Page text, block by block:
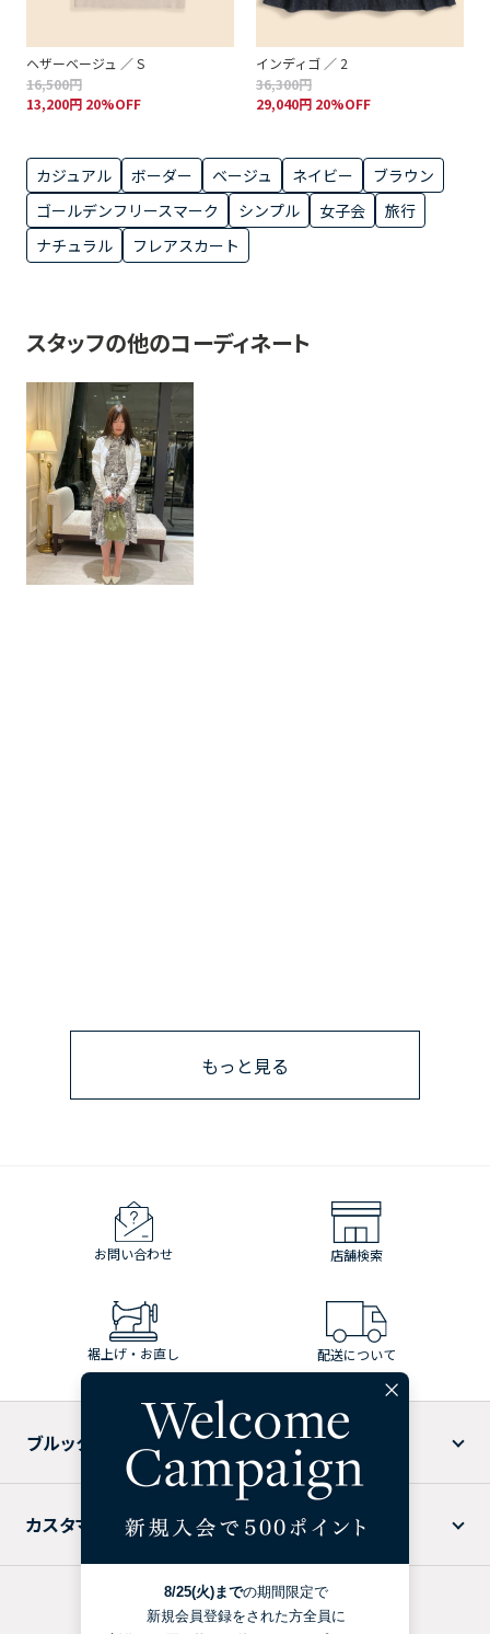
ヘザーベージュ ／ S
16,500円
13,200円 20%OFF
インディゴ ／ 2
36,300円
29,040円 20%OFF
カジュアル ボーダー ベージュ ネイビー
ブラウン
ゴールデンフリースマーク
シンプル 女子会
旅行
ナチュラル
フレアスカート
スタッフの他のコーディネート
もっと見る
お問い合わせ 店舗検索
裾上げ・お直し 配送について
ブルックス ブラザーズについて
カスタマーサービス